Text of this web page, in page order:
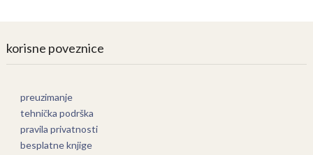
korisne poveznice
preuzimanje
tehnička podrška
pravila privatnosti
besplatne knjige